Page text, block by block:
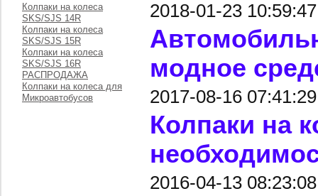
Колпаки на колеса
SKS/SJS 14R
Колпаки на колеса
SKS/SJS 15R
Колпаки на колеса
SKS/SJS 16R
РАСПРОДАЖА
Колпаки на колеса для
Микроавтобусов
2018-01-23 10:59:47
модное
2017-08-16 07:41:29
Колпаки на
2016-04-13 08:23:08